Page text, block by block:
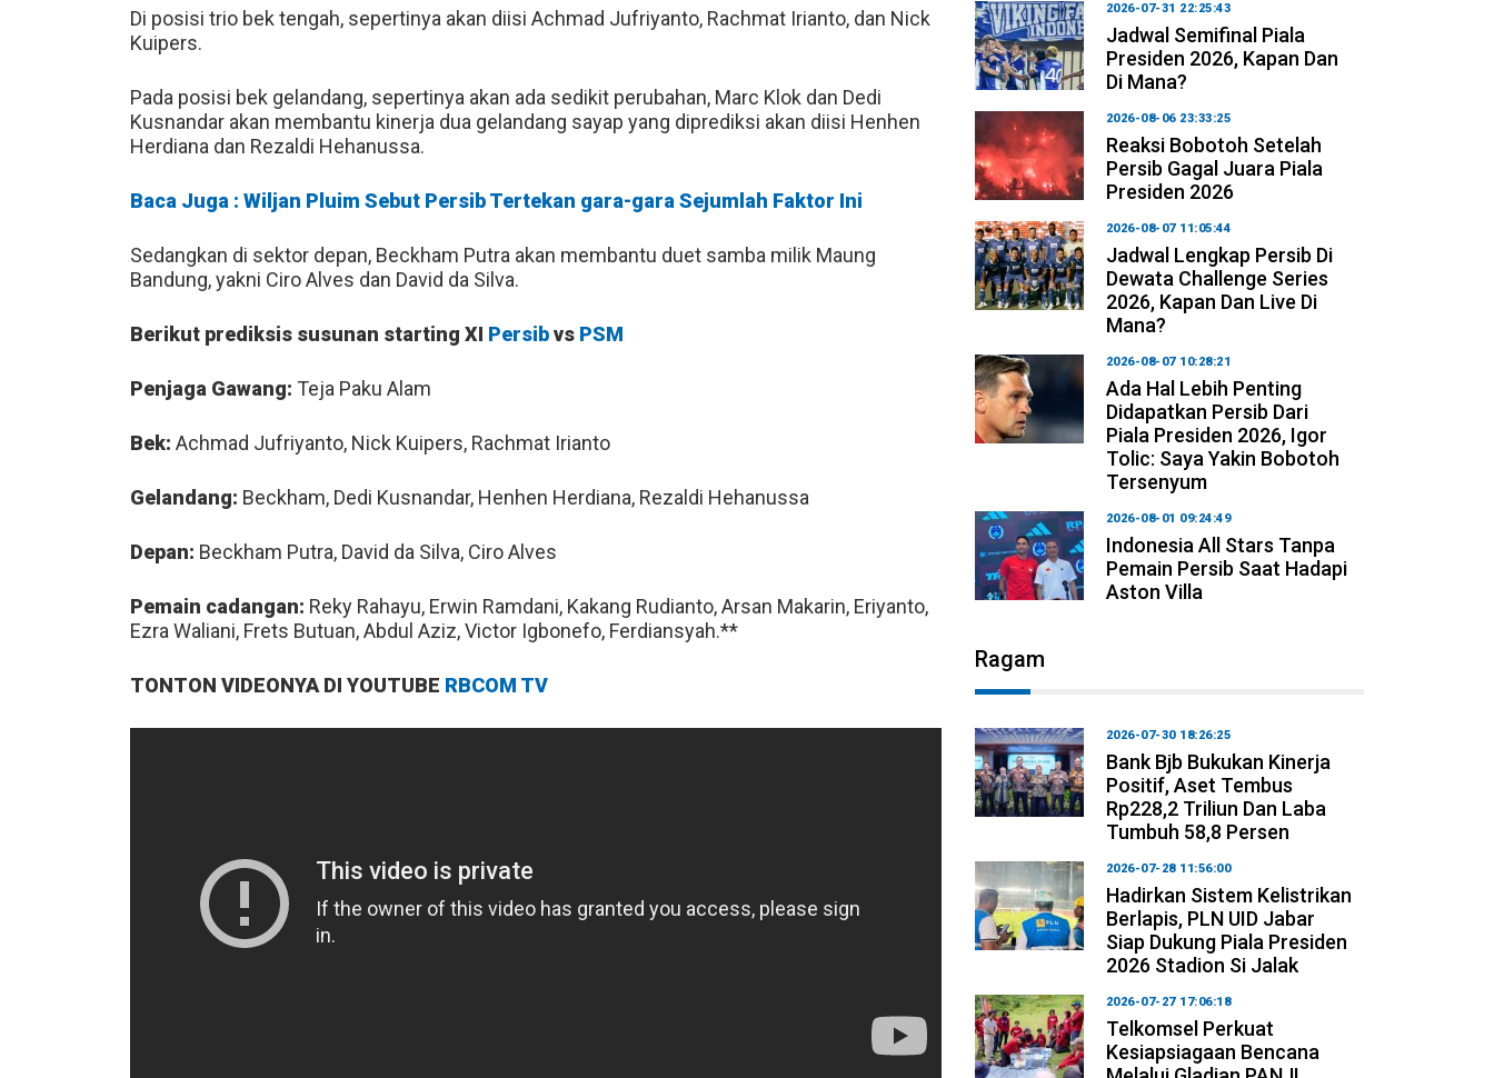
Di posisi trio bek tengah, sepertinya akan diisi Achmad Jufriyanto, Rachmat Irianto, dan Nick
Kuipers.
Pada posisi bek gelandang, sepertinya akan ada sedikit perubahan, Marc Klok dan Dedi
Kusnandar akan membantu kinerja dua gelandang sayap yang diprediksi akan diisi Henhen
Herdiana dan Rezaldi Hehanussa.
Baca Juga : Wiljan Pluim Sebut Persib Tertekan gara-gara Sejumlah Faktor Ini
Sedangkan di sektor depan, Beckham Putra akan membantu duet samba milik Maung
Bandung, yakni Ciro Alves dan David da Silva.
Berikut prediksis susunan starting XI Persibvs PSM
Penjaga Gawang: Teja Paku Alam
Bek: Achmad Jufriyanto, Nick Kuipers, Rachmat Irianto
Gelandang: Beckham, Dedi Kusnandar, Henhen Herdiana, Rezaldi Hehanussa
Depan: Beckham Putra, David da Silva, Ciro Alves
Pemain cadangan: Reky Rahayu, Erwin Ramdani, Kakang Rudianto, Arsan Makarin, Eriyanto,
Ezra Waliani, Frets Butuan, Abdul Aziz, Victor Igbonefo, Ferdiansyah.**
TONTON VIDEONYA DI YOUTUBE RBCOM TV
2026-07-31 22:25:43
Jadwal Semifinal Piala
Presiden 2026, Kapan Dan
Di Mana?
2026-08-06 23:33:25
Reaksi Bobotoh Setelah
Persib Gagal Juara Piala
Presiden 2026
2026-08-07 11:05:44
Jadwal Lengkap Persib Di
Dewata Challenge Series
2026, Kapan Dan Live Di
Mana?
2026-08-07 10:28:21
Ada Hal Lebih Penting
Didapatkan Persib Dari
Piala Presiden 2026, Igor
Tolic: Saya Yakin Bobotoh
Tersenyum
2026-08-01 09:24:49
Indonesia All Stars Tanpa
Pemain Persib Saat Hadapi
Aston Villa
Ragam
2026-07-30 18:26:25
Bank Bjb Bukukan Kinerja
Positif, Aset Tembus
Rp228,2 Triliun Dan Laba
Tumbuh 58,8 Persen
2026-07-28 11:56:00
Hadirkan Sistem Kelistrikan
Berlapis, PLN UID Jabar
Siap Dukung Piala Presiden
2026 Stadion Si Jalak
2026-07-27 17:06:18
Telkomsel Perkuat
Kesiapsiagaan Bencana